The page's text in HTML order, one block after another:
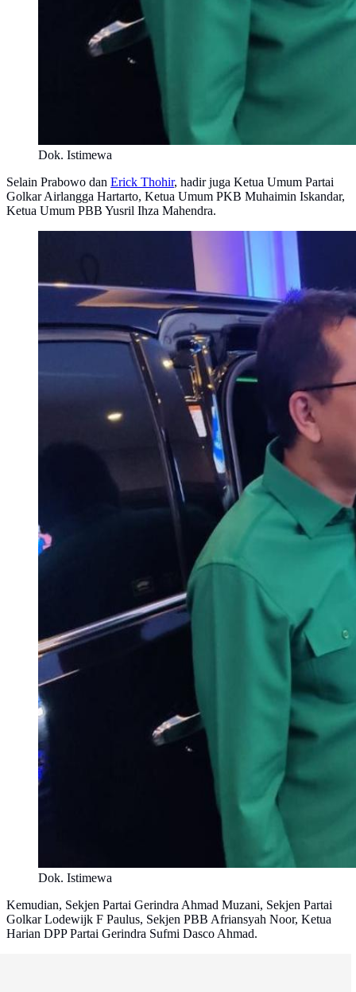
Dok. Istimewa
Selain Prabowo dan Erick Thohir, hadir juga Ketua Umum Partai
Golkar Airlangga Hartarto, Ketua Umum PKB Muhaimin Iskandar,
Ketua Umum PBB Yusril Ihza Mahendra.
Dok. Istimewa
Kemudian, Sekjen Partai Gerindra Ahmad Muzani, Sekjen Partai
Golkar Lodewijk F Paulus, Sekjen PBB Afriansyah Noor, Ketua
Harian DPP Partai Gerindra Sufmi Dasco Ahmad.